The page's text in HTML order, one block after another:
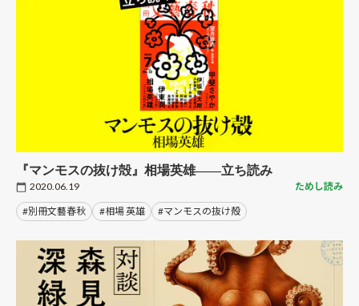
『マンモスの抜け殻』相場英雄――立ち読み
2020.06.19 ためし読み
#別冊文藝春秋 #相場 英雄 #マンモスの抜け殻